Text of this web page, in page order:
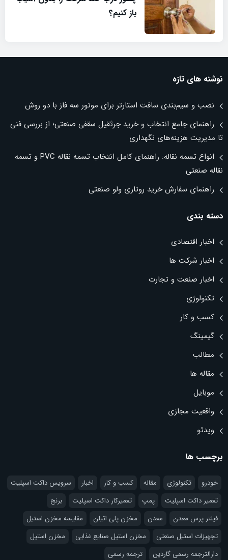
باز کنیم؟
نوشته های تازه
نصب و سیم‌بندی سافت استارتر برای موتور سه فاز با دو روش
راهنمای جامع انتخاب و خرید جرثقیل سقفی صنعتی؛ از بررسی فنی
تا مدیریت هزینه‌های نگهداری
انواع تسمه نقاله: راهنمای کامل انتخاب تسمه نقاله PVC و تسمه
نقاله صنعتی
راهنمای سفارش خرید روتاری ولو صنعتی
دسته بندی
اخبار اقتصادی
اخبار شرکت ها
اخبار صنعت و تجارت
تکنولوژی
کسب و کار
گیمینگ
مطالب
مقاله ها
موبایل
واقعیت مجازی
ویدئو
برچسب ها
خودرو تکنولوژی مقاله کسب و کار اخبار
سرویس داکت اسپلیت
تعمیر داکت اسپلیت
پمپ تعمیرکار داکت اسپلیت
برنج
فیلتر پرس معدن
معدن مخزن پلی اتیلن
مقایسه مخزن استیل
تجهیزات استیل صنعتی
مخزن استیل صنایع غذایی
مخزن استیل
دارالترجمه رسمی گاردین
ترجمه رسمی